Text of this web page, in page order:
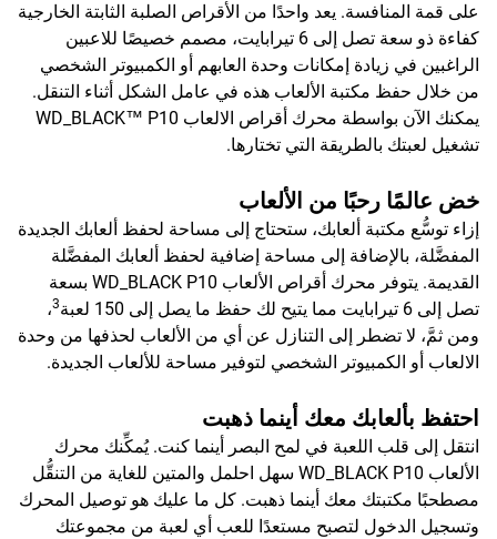
على قمة المنافسة. يعد واحدًا من الأقراص الصلبة الثابتة الخارجية
كفاءة ذو سعة تصل إلى 6 تيرابايت، مصمم خصيصًا للاعبين
الراغبين في زيادة إمكانات وحدة العابهم أو الكمبيوتر الشخصي
من خلال حفظ مكتبة الألعاب هذه في عامل الشكل أثناء التنقل.
يمكنك الآن بواسطة محرك أقراص الالعاب WD_BLACK™ P10
تشغيل لعبتك بالطريقة التي تختارها.
خض عالمًا رحبًا من الألعاب
إزاء توسُّع مكتبة ألعابك، ستحتاج إلى مساحة لحفظ ألعابك الجديدة
المفضَّلة، بالإضافة إلى مساحة إضافية لحفظ ألعابك المفضَّلة
القديمة. يتوفر محرك أقراص الألعاب WD_BLACK P10 بسعة
تصل إلى 6 تيرابايت مما يتيح لك حفظ ما يصل إلى 150 لعبة
3،
ومن ثمَّ، لا تضطر إلى التنازل عن أي من الألعاب لحذفها من وحدة
الالعاب أو الكمبيوتر الشخصي لتوفير مساحة للألعاب الجديدة.
احتفظ بألعابك معك أينما ذهبت
انتقل إلى قلب اللعبة في لمح البصر أينما كنت. يُمكِّنك محرك
الألعاب WD_BLACK P10 سهل احلمل والمتين للغاية من التنقُّل
مصطحبًا مكتبتك معك أينما ذهبت. كل ما عليك هو توصيل المحرك
وتسجيل الدخول لتصبح مستعدًا للعب أي لعبة من مجموعتك